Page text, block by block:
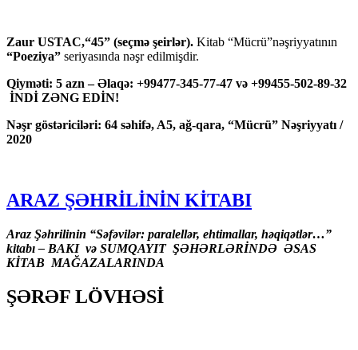
Zaur USTAC,“45” (seçmə şeirlər). Kitab “Mücrü”nəşriyyatının
“Poeziya” seriyasında nəşr edilmişdir.
Qiyməti: 5 azn – Əlaqə: +99477-345-77-47 və +99455-502-89-32
İNDİ ZƏNG EDİN!
Nəşr göstəriciləri: 64 səhifə, A5, ağ-qara, “Mücrü” Nəşriyyatı /
2020
ARAZ ŞƏHRİLİNİN KİTABI
Araz Şəhrilinin “Səfəvilər: paralellər, ehtimallar, həqiqətlər…”
kitabı – BAKI və SUMQAYIT ŞƏHƏRLƏRİNDƏ ƏSAS
KİTAB MAĞAZALARINDA
ŞƏRƏF LÖVHƏSİ